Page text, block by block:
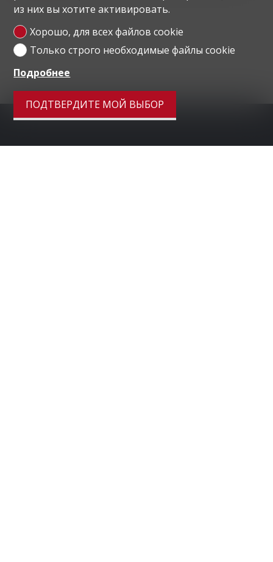
из них вы хотите активировать.
Хорошо, для всех файлов cookie
Только строго необходимые файлы cookie
Подробнее
ПОДТВЕРДИТЕ МОЙ ВЫБОР